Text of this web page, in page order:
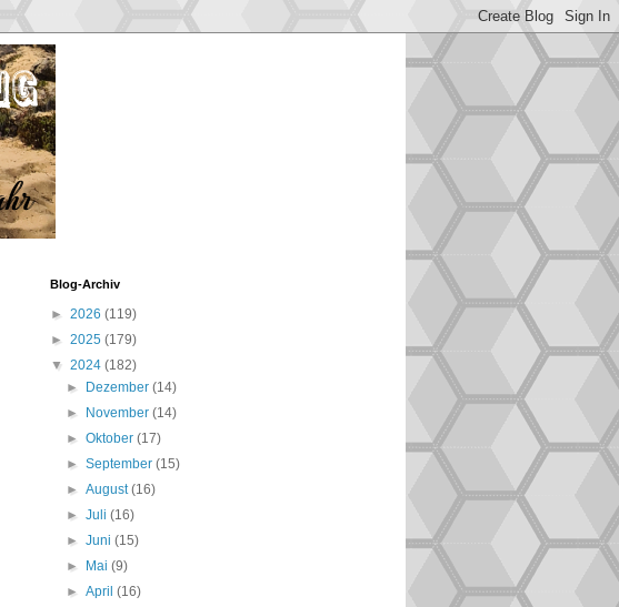
Blog-Archiv
► 2026 (119)
► 2025 (179)
▼ 2024 (182)
►
Dezember(14)
►
November(14)
►Oktober(17)
►September(15)
►August(16)
►Juli(16)
►Juni(15)
►
Mai(9)
►April(16)